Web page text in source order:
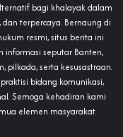
bagi khalayak dalam
terpercaya. Bernaung di
resmi, situs berita ini
seputar Banten,
pilkada, serta kesusastraan.
bidang komunikasi,
Semoga kehadiran kami
elemen masyarakat.